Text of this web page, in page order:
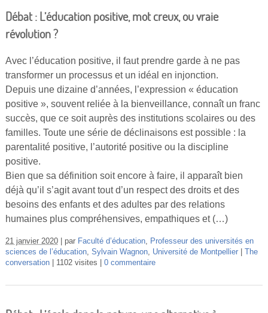
Débat : L’éducation positive, mot creux, ou vraie
révolution ?
Avec l’éducation positive, il faut prendre garde à ne pas
transformer un processus et un idéal en injonction.
Depuis une dizaine d’années, l’expression « éducation
positive », souvent reliée à la bienveillance, connaît un franc
succès, que ce soit auprès des institutions scolaires ou des
familles. Toute une série de déclinaisons est possible : la
parentalité positive, l’autorité positive ou la discipline
positive.
Bien que sa définition soit encore à faire, il apparaît bien
déjà qu’il s’agit avant tout d’un respect des droits et des
besoins des enfants et des adultes par des relations
humaines plus compréhensives, empathiques et (…)
21 janvier 2020 par Faculté d’éducation, Professeur des universités en
sciences de l’éducation, Sylvain Wagnon, Université de Montpellier
The
conversation
1102 visites 0 commentaire